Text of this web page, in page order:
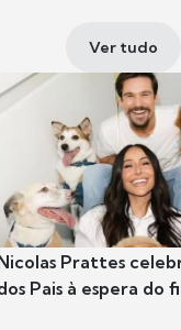
Ver tudo
Prattes
Pais à espera do